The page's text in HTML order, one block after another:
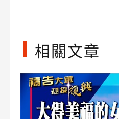
相關文章